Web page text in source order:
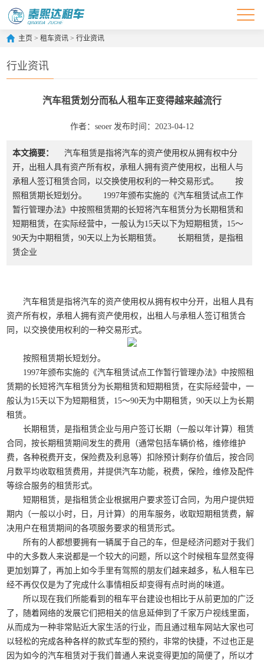
主页 >租车资讯 >行业资讯
行业资讯
汽车租赁划分而私人租车正变得越来越流行
作者：seoer 发布时间：2023-04-12
本文摘要：
汽车租赁是指将汽车的资产使用权从拥有权中分
开，出租人具有资产所有权，承租人拥有资产使用权，出租人与
承租人签订租赁合同，以交换使用权利的一种交易形式。 按
照租赁期长短划分。 1997年颁布实施的《汽车租赁试点工作
暂行管理办法》中按照租赁期的长短将汽车租赁分为长期租赁和
短期租赁，在实际经营中，一般认为15天以下为短期租赁，15～
90天为中期租赁，90天以上为长期租赁。 长期租赁，是指租
赁企业
汽车租赁是指将汽车的资产使用权从拥有权中分开，出租人具有
资产所有权，承租人拥有资产使用权，出租人与承租人签订租赁合
同，以交换使用权利的一种交易形式。
按照租赁期长短划分。
1997年颁布实施的《汽车租赁试点工作暂行管理办法》中按照租
赁期的长短将汽车租赁分为长期租赁和短期租赁，在实际经营中，一
般认为15天以下为短期租赁，15～90天为中期租赁，90天以上为长期
租赁。
长期租赁，是指租赁企业与用户签订长期（一般以年计算）租赁
合同，按长期租赁期间发生的费用（通常包括车辆价格，维修维护
费，各种税费开支，保险费及利息等）扣除预计剩存价值后，按合同
月数平均收取租赁费用，并提供汽车功能，税费，保险，维修及配件
等综合服务的租赁形式。
短期租赁，是指租赁企业根据用户要求签订合同，为用户提供短
期内（一般以小时，日，月计算）的用车服务，收取短期租赁费，解
决用户在租赁期间的各项服务要求的租赁形式。
所有的人都想要拥有一辆属于自己的车，但是经济问题对于我们
中的大多数人来说都是一个较大的问题，所以这个时候租车显然变得
更加划算了，再加上如今手里有驾照的朋友们越来越多，私人租车已
经不再仅仅是为了完成什么事情相反却变得有点时尚的味道。
所以现在我们所能看到的租车平台建设也相比于从前更加的广泛
了，随着网络的发展它们把相关的信息延伸到了千家万户视线里面，
从而成为一种非常贴近大家生活的行业，而且通过租车网站大家也可
以轻松的完成各种各样的款式车型的预约，非常的快捷，不过也正是
因为如今的汽车租赁对于我们普通人来说变得更加的简便了，所以才